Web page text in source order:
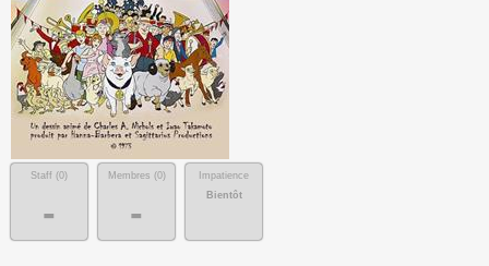
Staff (0)
-
Membres (0)
-
Impatience
Bientôt